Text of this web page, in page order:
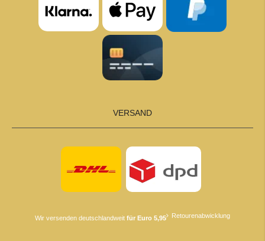
VERSAND
Wir versenden deutschlandweit für Euro 5,95 Retourenabwicklung